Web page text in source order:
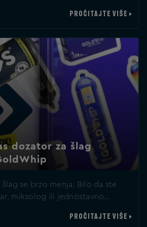
PROČITAJTE VIŠE
dozator za šlag
šlag se brzo menja. Bilo da ste
miksolog ili jednostavno…
PROČITAJTE VIŠE